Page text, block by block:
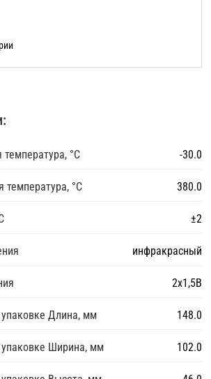
°С -30.0
температура, °С 380.0
±2
инфракрасный
2х1,5В
Длина, мм 148.0
Ширина, мм 102.0